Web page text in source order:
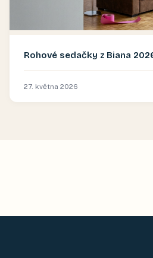
Rohové sedačky z Biana
27. května 2026